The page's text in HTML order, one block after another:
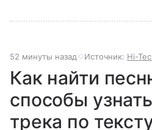
52 минуты назад Источник: Hi-
Как найти
способы
трека по